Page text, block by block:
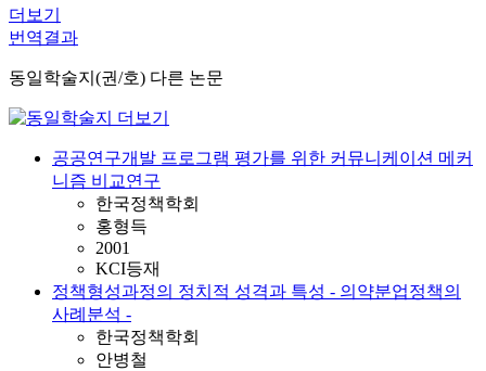
더보기
번역결과
동일학술지(권/호) 다른 논문
공공연구개발 프로그램 평가를 위한 커뮤니케이션 메커
니즘 비교연구
한국정책학회
홍형득
2001
KCI등재
정책형성과정의 정치적 성격과 특성 - 의약분업정책의
사례분석 -
한국정책학회
안병철